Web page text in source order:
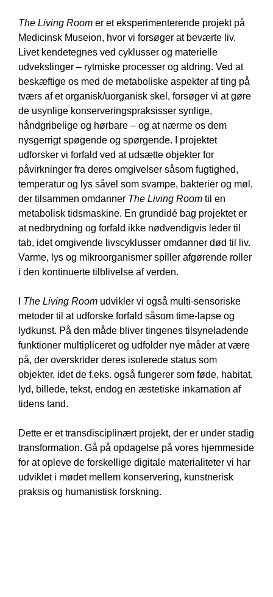
The Living Room er et eksperimenterende projekt på
Medicinsk Museion, hvor vi forsøger at beværte liv.
Livet kendetegnes ved cyklusser og materielle
udvekslinger – rytmiske processer og aldring. Ved at
beskæftige os med de metaboliske aspekter af ting på
tværs af et organisk/uorganisk skel, forsøger vi at gøre
de usynlige konserveringspraksisser synlige,
håndgribelige og hørbare – og at nærme os dem
nysgerrigt spøgende og spørgende. I projektet
udforsker vi forfald ved at udsætte objekter for
påvirkninger fra deres omgivelser såsom fugtighed,
temperatur og lys såvel som svampe, bakterier og møl,
der tilsammen omdanner The Living Room til en
metabolisk tidsmaskine. En grundidé bag projektet er
at nedbrydning og forfald ikke nødvendigvis leder til
tab, idet omgivende livscyklusser omdanner død til liv.
Varme, lys og mikroorganismer spiller afgørende roller
i den kontinuerte tilblivelse af verden.
The Living Room udvikler vi også multi-sensoriske
metoder til at udforske forfald såsom time-lapse og
lydkunst. På den måde bliver tingenes tilsyneladende
funktioner multipliceret og udfolder nye måder at være
på, der overskrider deres isolerede status som
objekter, idet de f.eks. også fungerer som føde, habitat,
lyd, billede, tekst, endog en æstetiske inkarnation af
tidens tand.
Dette er et transdisciplinært projekt, der er under stadig
transformation. Gå på opdagelse på vores hjemmeside
for at opleve de forskellige digitale materialiteter vi har
udviklet i mødet mellem konservering, kunstnerisk
praksis og humanistisk forskning.